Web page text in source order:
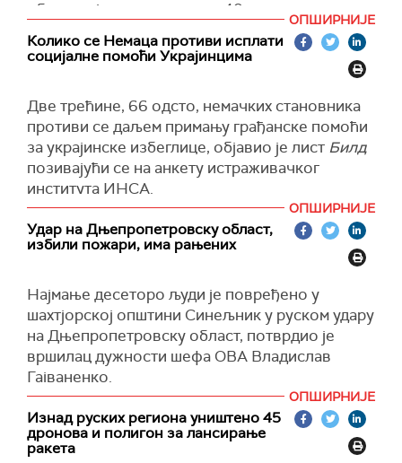
Русију."
Међутим, и Венс је коментарисао: "Или је
можда носио америчке боје."
у црвеној, белој и плавој боји, што је изазвало
забуну и контроверзе на интернету.
оборено је или потиснуто 40 циљева, а више
од две десетине је забележено као погођено.
(Украјинска правда)
ОПШИРНИЈЕ
Колико се Немаца противи исплати
социјалне помоћи Украјинцима
Две трећине, 66 одсто, немачких становника
противи се даљем примању грађанске помоћи
за украјинске избеглице, објавио је лист Билд
позивајући се на анкету истраживачког
института ИНСА.
Само 17 одсто испитаника подржава наставак
исплата.
украјински мушкарци способни за војну
службу који су ушли у земљу након почетка
сукоба требало да напусте Немачку.
Студија је обухватила мишљења 1.003
становника Немачке.
Иначе, Бундестаг је раније саопштио да
украјинске избеглице Немачку коштају 540
милиона евра месечно.
ОПШИРНИЈЕ
Удар на Дњепропетровску област,
избили пожари, има рањених
Најмање десеторо људи је повређено у
шахтјорској општини Синељник у руском удару
на Дњепропетровску област, потврдио је
вршилац дужности шефа ОВА Владислав
Гајваненко.
Навео је да су станови у три високе зграде у
пламену. Приватна кућа је такође запаљена у
насељу Меживска, оштећена инфраструктура у
ОПШИРНИЈЕ
Изнад руских региона уништено 45
дронова и полигон за лансирање
ракета